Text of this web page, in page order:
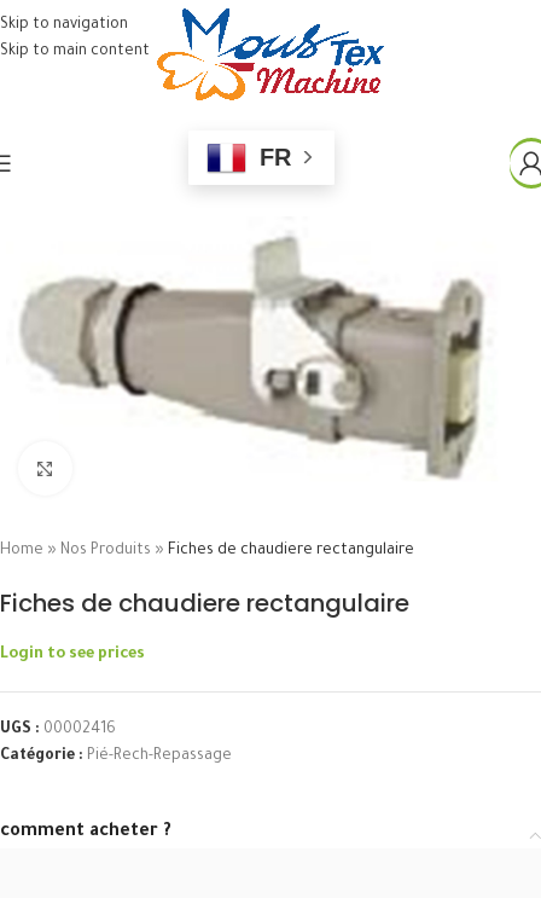
Skip to navigation
Skip to main content
FR
Home » Nos Produits » Fiches de chaudiere rectangulaire
Fiches de chaudiere rectangulaire
Login to see prices
UGS : 00002416
Catégorie : Pié-Rech-Repassage
comment acheter ?